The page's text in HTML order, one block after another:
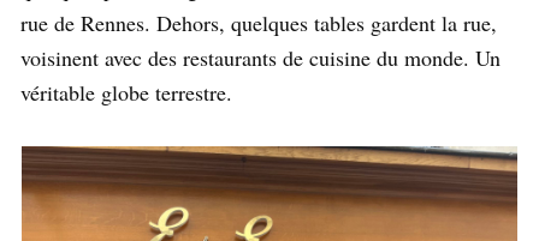
rue de Rennes. Dehors, quelques tables gardent la rue,
voisinent avec des restaurants de cuisine du monde. Un
véritable globe terrestre.